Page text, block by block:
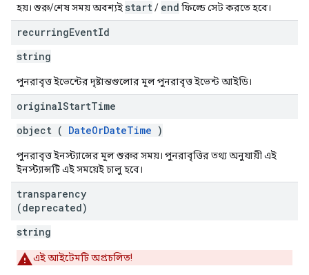
হয়। শুরু/শেষ সময় অবশ্যই start/ end ফিল্ডে সেট করতে হবে।
recurringEventId
string
পুনরাবৃত্ত ইভেন্টের দৃষ্টান্তগুলোর মূল পুনরাবৃত্ত ইভেন্ট আইডি।
originalStartTime
object ( DateOrDateTime )
পুনরাবৃত্ত ইনস্ট্যান্সের মূল শুরুর সময়। পুনরাবৃত্তির তথ্য অনুযায়ী এই
ইনস্ট্যান্সটি এই সময়েই চালু হবে।
transparency
(deprecated)
string
এই আইটেমটি অপ্রচলিত!